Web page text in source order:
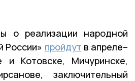
о реализации народной
России» пройдут в апреле–
Котовске, Мичуринске,
заключительный